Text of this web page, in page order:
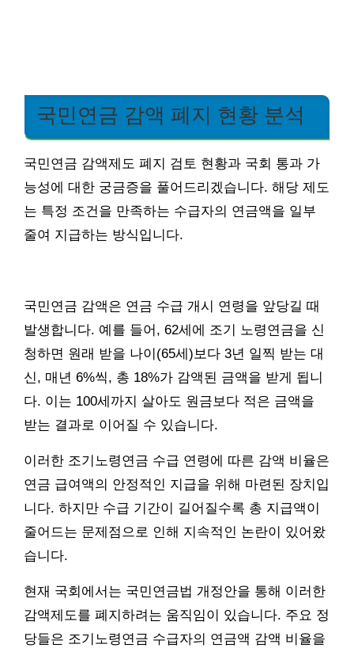
국민연금 감액 폐지 현황 분석
국민연금 감액제도 폐지 검토 현황과 국회 통과 가
능성에 대한 궁금증을 풀어드리겠습니다. 해당 제도
는 특정 조건을 만족하는 수급자의 연금액을 일부
줄여 지급하는 방식입니다.
국민연금 감액은 연금 수급 개시 연령을 앞당길 때
발생합니다. 예를 들어, 62세에 조기 노령연금을 신
청하면 원래 받을 나이(65세)보다 3년 일찍 받는 대
신, 매년 6%씩, 총 18%가 감액된 금액을 받게 됩니
다. 이는 100세까지 살아도 원금보다 적은 금액을
받는 결과로 이어질 수 있습니다.
이러한 조기노령연금 수급 연령에 따른 감액 비율은
연금 급여액의 안정적인 지급을 위해 마련된 장치입
니다. 하지만 수급 기간이 길어질수록 총 지급액이
줄어드는 문제점으로 인해 지속적인 논란이 있어왔
습니다.
현재 국회에서는 국민연금법 개정안을 통해 이러한
감액제도를 폐지하려는 움직임이 있습니다. 주요 정
당들은 조기노령연금 수급자의 연금액 감액 비율을